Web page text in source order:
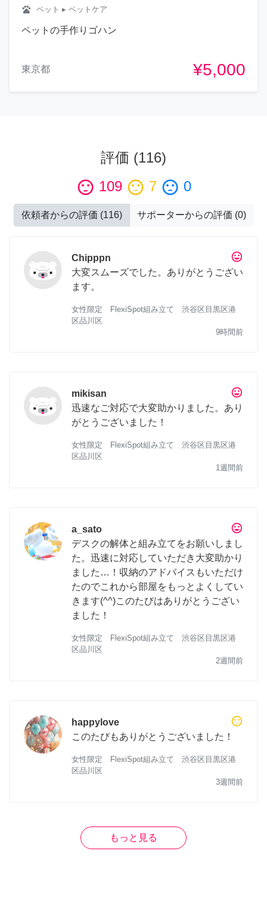
pets ペット ▸ ペットケア
ペットの手作りゴハン
東京都 ¥5,000
評価 (116)
sentiment_satisfied 109 sentiment_neutral 7 sentiment_dissatisfied 0
依頼者からの評価 (116) サポーターからの評価 (0)
tag_faces
Chipppn
大変スムーズでした。ありがとうござい
ます。
女性限定 FlexiSpot組み立て 渋谷区目黒区港
区品川区
9時間前
tag_faces
mikisan
迅速なご対応で大変助かりました。あり
がとうございました！
女性限定 FlexiSpot組み立て 渋谷区目黒区港
区品川区
1週間前
tag_faces
a_sato
デスクの解体と組み立てをお願いしまし
た。迅速に対応していただき大変助かり
ました…！収納のアドバイスもいただけ
たのでこれから部屋をもっとよくしてい
きます(^^)このたびはありがとうござい
ました！
女性限定 FlexiSpot組み立て 渋谷区目黒区港
区品川区
2週間前
sentiment_neutral
happylove
このたびもありがとうございました！
女性限定 FlexiSpot組み立て 渋谷区目黒区港
区品川区
3週間前
もっと見る